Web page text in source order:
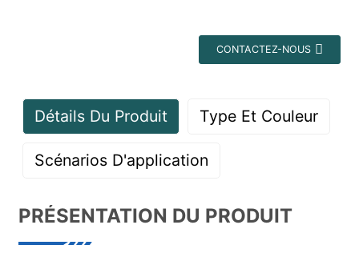
CONTACTEZ-NOUS
Détails Du Produit Type Et Couleur
Scénarios D'application
PRÉSENTATION DU PRODUIT